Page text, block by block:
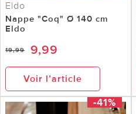
Eldo
Nappe "Coq" Ø 140 cm
Eldo
19,99 9,99
Voir l’article
-41%